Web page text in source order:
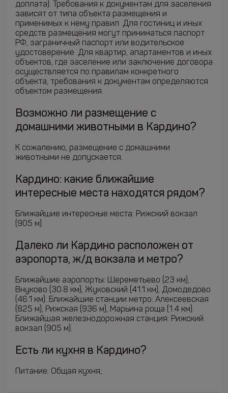
доплата). Требования к документам для заселения
зависят от типа объекта размещения и
применимых к нему правил. Для гостиниц и иных
средств размещения могут приниматься паспорт
РФ, заграничный паспорт или водительское
удостоверение. Для квартир, апартаментов и иных
объектов, где заселение или заключение договора
осуществляется по правилам конкретного
объекта, требования к документам определяются
объектом размещения.
Возможно ли размещение с
домашними животными в Кардино?
К сожалению, размещение с домашними
животными не допускается.
Кардино: какие ближайшие
интересные места находятся рядом?
Ближайшие интересные места: Рижский вокзал
(905 м).
Далеко ли Кардино расположен от
аэропорта, ж/д вокзала и метро?
Ближайшие аэропорты: Шереметьево (23 км),
Внуково (30.8 км), Жуковский (41.1 км), Домодедово
(46.1 км). Ближайшие станции метро: Алексеевская
(825 м), Рижская (936 м), Марьина роща (1.4 км).
Ближайшая железнодорожная станция: Рижский
вокзал (905 м).
Есть ли кухня в Кардино?
Питание: Общая кухня;